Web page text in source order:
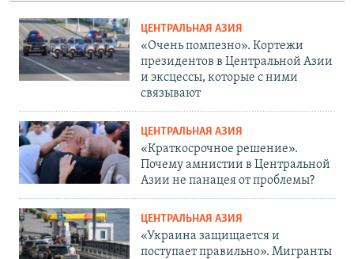
ЦЕНТРАЛЬНАЯ АЗИЯ
«Очень помпезно». Кортежи
президентов в Центральной Азии
и эксцессы, которые с ними
связывают
ЦЕНТРАЛЬНАЯ АЗИЯ
«Краткосрочное решение».
Почему амнистии в Центральной
Азии не панацея от проблемы?
ЦЕНТРАЛЬНАЯ АЗИЯ
«Украина защищается и
поступает правильно». Мигранты